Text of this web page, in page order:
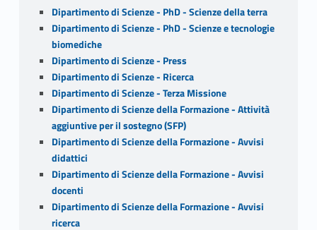
Dipartimento di Scienze - PhD - Scienze della terra
Dipartimento di Scienze - PhD - Scienze e tecnologie
biomediche
Dipartimento di Scienze - Press
Dipartimento di Scienze - Ricerca
Dipartimento di Scienze - Terza Missione
Dipartimento di Scienze della Formazione - Attività
aggiuntive per il sostegno (SFP)
Dipartimento di Scienze della Formazione - Avvisi
didattici
Dipartimento di Scienze della Formazione - Avvisi
docenti
Dipartimento di Scienze della Formazione - Avvisi
ricerca